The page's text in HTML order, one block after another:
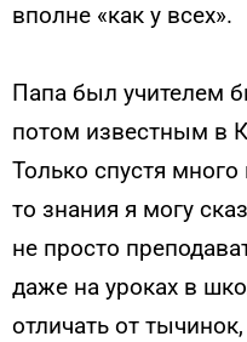
вполне «как у всех».
Папа был учителем
потом известным в
Только спустя
то знания я могу
не просто
даже на уроках в
отличать от